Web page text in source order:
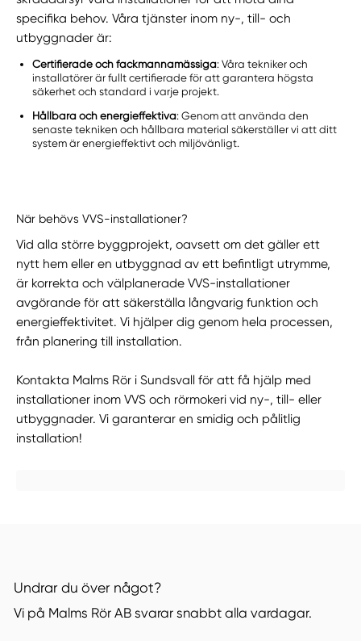
specifika behov. Våra tjänster inom ny-, till- och
utbyggnader är:
Certifierade och fackmannamässiga: Våra tekniker och
installatörer är fullt certifierade för att garantera högsta
säkerhet och standard i varje projekt.
Hållbara och energieffektiva: Genom att använda den
senaste tekniken och hållbara material säkerställer vi att ditt
system är energieffektivt och miljövänligt.
När behövs VVS-installationer?
Vid alla större byggprojekt, oavsett om det gäller ett
nytt hem eller en utbyggnad av ett befintligt utrymme,
är korrekta och välplanerade VVS-installationer
avgörande för att säkerställa långvarig funktion och
energieffektivitet. Vi hjälper dig genom hela processen,
från planering till installation.
Kontakta Malms Rör i Sundsvall för att få hjälp med
installationer inom VVS och rörmokeri vid ny-, till- eller
utbyggnader. Vi garanterar en smidig och pålitlig
installation!
Undrar du över något?
Vi på Malms Rör AB svarar snabbt alla vardagar.